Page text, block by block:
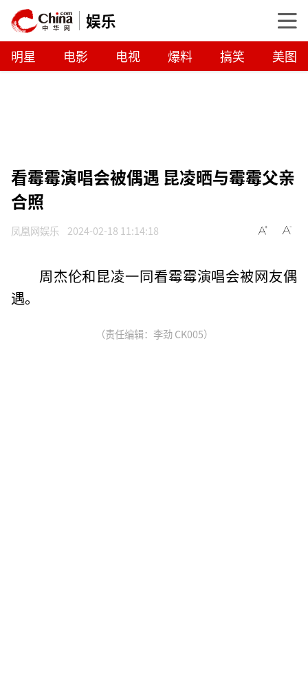
娱乐
明星 电影 电视 爆料 搞笑 美图
看霉霉演唱会被偶遇 昆凌晒与霉霉父亲
合照
凤凰网娱乐 2024-02-18 11:14:18
周杰伦和昆凌一同看霉霉演唱会被网友偶
遇。
（责任编辑：李劲 CK005）